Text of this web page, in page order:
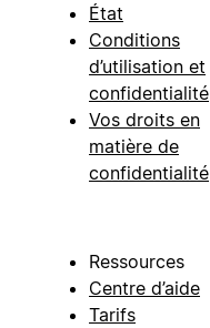
État
Conditions
d’utilisation et
confidentialité
Vos droits en
matière de
confidentialité
Ressources
Centre d’aide
Tarifs